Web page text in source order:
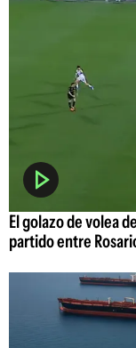
El golazo de volea
partido entre